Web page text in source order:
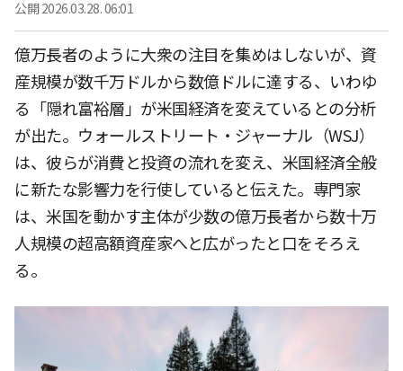
公開 2026.03.28. 06:01
億万長者のように大衆の注目を集めはしないが、資
産規模が数千万ドルから数億ドルに達する、いわゆ
る「隠れ富裕層」が米国経済を変えているとの分析
が出た。ウォールストリート・ジャーナル（WSJ）
は、彼らが消費と投資の流れを変え、米国経済全般
に新たな影響力を行使していると伝えた。専門家
は、米国を動かす主体が少数の億万長者から数十万
人規模の超高額資産家へと広がったと口をそろえ
る。